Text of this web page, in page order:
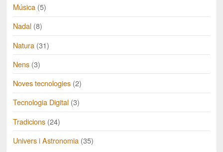
Música (5)
Nadal (8)
Natura (31)
Nens (3)
Noves tecnologies (2)
Tecnologia Digital (3)
Tradicions (24)
Univers i Astronomia (35)